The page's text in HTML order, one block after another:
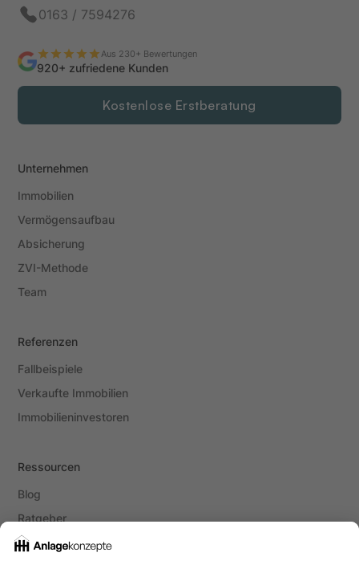
0163 / 7594276
Aus 230+ Bewertungen
920+ zufriedene Kunden
Kostenlose Erstberatung
Unternehmen
Immobilien
Vermögensaufbau
Absicherung
ZVI-Methode
Team
Referenzen
Fallbeispiele
Verkaufte Immobilien
Immobilieninvestoren
Ressourcen
Blog
Ratgeber